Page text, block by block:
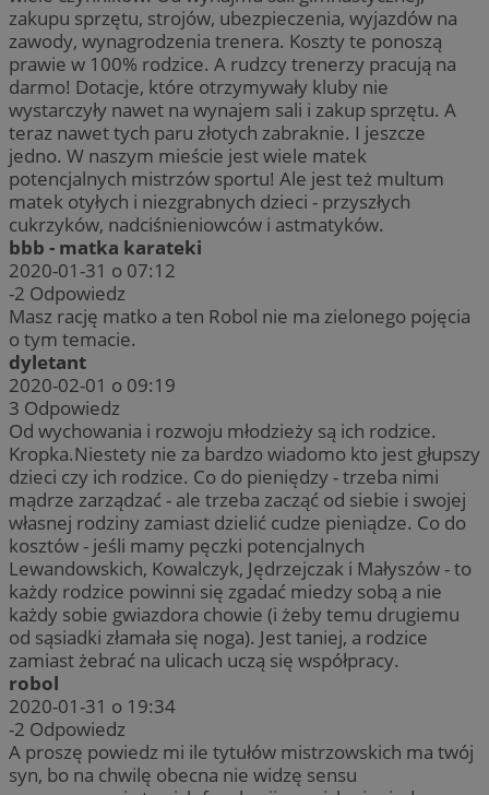
zakupu sprzętu, strojów, ubezpieczenia, wyjazdów na
zawody, wynagrodzenia trenera. Koszty te ponoszą
prawie w 100% rodzice. A rudzcy trenerzy pracują na
darmo! Dotacje, które otrzymywały kluby nie
wystarczyły nawet na wynajem sali i zakup sprzętu. A
teraz nawet tych paru złotych zabraknie. I jeszcze
jedno. W naszym mieście jest wiele matek
potencjalnych mistrzów sportu! Ale jest też multum
matek otyłych i niezgrabnych dzieci - przyszłych
cukrzyków, nadciśnieniowców i astmatyków.
bbb - matka karateki
2020-01-31 o 07:12
-2 Odpowiedz
Masz rację matko a ten Robol nie ma zielonego pojęcia
o tym temacie.
dyletant
2020-02-01 o 09:19
3 Odpowiedz
Od wychowania i rozwoju młodzieży są ich rodzice.
Kropka.Niestety nie za bardzo wiadomo kto jest głupszy
dzieci czy ich rodzice. Co do pieniędzy - trzeba nimi
mądrze zarządzać - ale trzeba zacząć od siebie i swojej
własnej rodziny zamiast dzielić cudze pieniądze. Co do
kosztów - jeśli mamy pęczki potencjalnych
Lewandowskich, Kowalczyk, Jędrzejczak i Małyszów - to
każdy rodzice powinni się zgadać miedzy sobą a nie
każdy sobie gwiazdora chowie (i żeby temu drugiemu
od sąsiadki złamała się noga). Jest taniej, a rodzice
zamiast żebrać na ulicach uczą się współpracy.
robol
2020-01-31 o 19:34
-2 Odpowiedz
A proszę powiedz mi ile tytułów mistrzowskich ma twój
syn, bo na chwilę obecna nie widzę sensu